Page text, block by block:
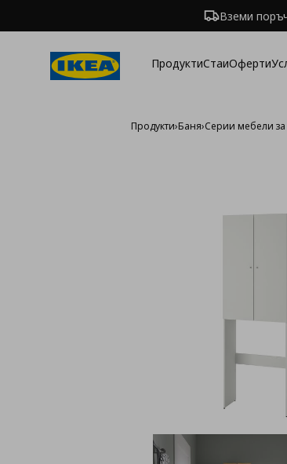
Вземи
ПродуктиСтаиОферти
Продукти›Баня›Серии мебели